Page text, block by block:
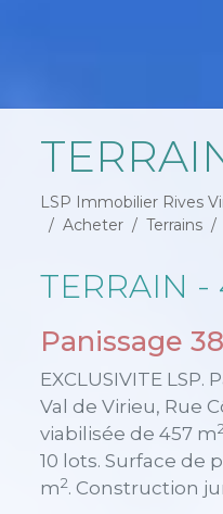
LSP Immobilier Rives
Acheter
Terrains
TERRAIN -
Panissage
EXCLUSIVITE
Val de Virieu, Rue
viabilisée de 457 m2
10 lots. Surface de
m2. Construction